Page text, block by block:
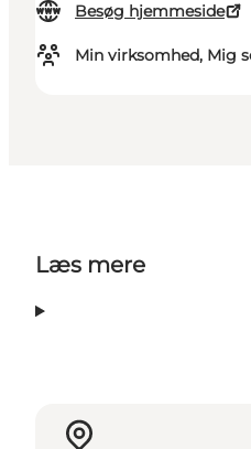
Besøg hjemmeside
Min virksomhed, Mig
Læs mere